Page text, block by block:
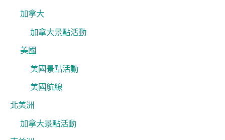
加拿大
加拿大景點活動
美國
美國景點活動
美國航線
北美洲
加拿大景點活動